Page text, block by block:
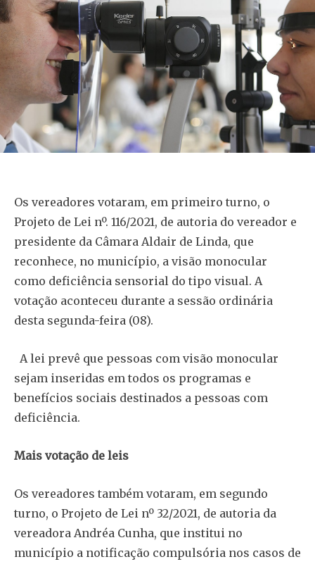
Os vereadores votaram, em primeiro turno, o
Projeto de Lei nº. 116/2021, de autoria do vereador e
presidente da Câmara Aldair de Linda, que
reconhece, no município, a visão monocular
como deficiência sensorial do tipo visual. A
votação aconteceu durante a sessão ordinária
desta segunda-feira (08).
A lei prevê que pessoas com visão monocular
sejam inseridas em todos os programas e
benefícios sociais destinados a pessoas com
deficiência.
Mais votação de leis
Os vereadores também votaram, em segundo
turno, o Projeto de Lei nº 32/2021, de autoria da
vereadora Andréa Cunha, que institui no
município a notificação compulsória nos casos de